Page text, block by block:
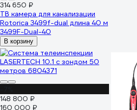
314 650 ₽
ТВ камера для канализации
Rotorica 3499f-dual длина 40 м
3499F-Dual-40
В корзину
148 800 ₽
160 000 ₽